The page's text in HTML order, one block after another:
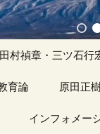
村禎章・三ツ石行
育論 原田正
アーカ
インフォメー